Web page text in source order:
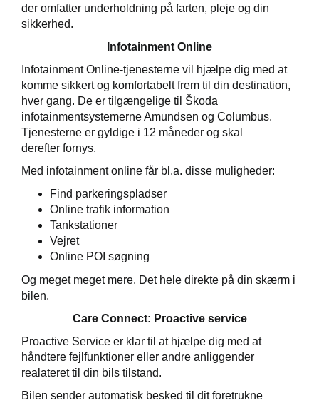
der omfatter underholdning på farten, pleje og din
sikkerhed.
Infotainment Online
Infotainment Online-tjenesterne vil hjælpe dig med at
komme sikkert og komfortabelt frem til din destination,
hver gang. De er tilgængelige til Škoda
infotainmentsystemerne Amundsen og Columbus.
Tjenesterne er gyldige i 12 måneder og skal
derefter fornys.
Med infotainment online får bl.a. disse muligheder:
Find parkeringspladser
Online trafik information
Tankstationer
Vejret
Online POI søgning
Og meget meget mere. Det hele direkte på din skærm i
bilen.
Care Connect: Proactive service
Proactive Service er klar til at hjælpe dig med at
håndtere fejlfunktioner eller andre anliggender
realateret til din bils tilstand.
Bilen sender automatisk besked til dit foretrukne